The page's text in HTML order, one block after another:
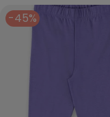
-45%